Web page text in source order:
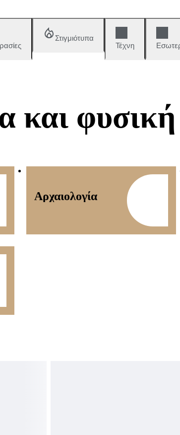
Στιγμιότυπα
Τέχνη
και φυσική
Αρχαιολογία